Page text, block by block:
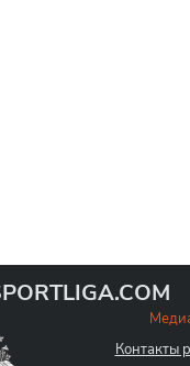
Контакты